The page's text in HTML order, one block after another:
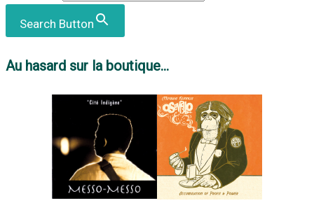
Search Button
Au hasard sur la boutique...